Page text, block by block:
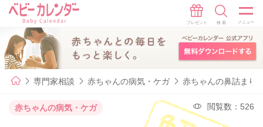
専門家相談 赤ちゃんの病気・ケガ 赤ちゃんの鼻詰まり
赤ちゃんの病気・ケガ 閲覧数：526